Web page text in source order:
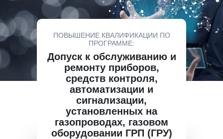
ПОВЫШЕНИЕ КВАЛИФИКАЦИИ ПО
ПРОГРАММЕ:
Допуск к обслуживанию и
ремонту приборов,
средств контроля,
автоматизации и
сигнализации,
установленных на
газопроводах, газовом
оборудовании ГРП (ГРУ)